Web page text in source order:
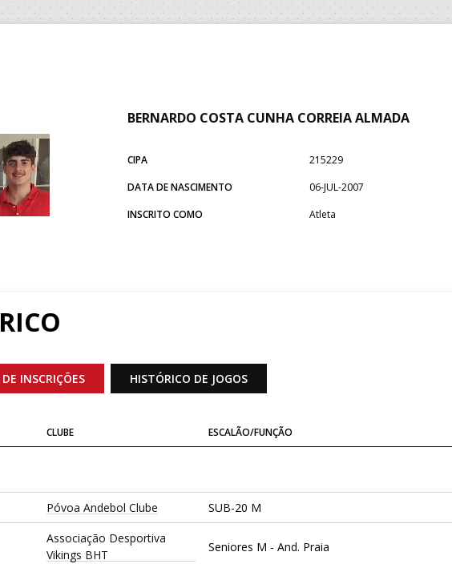
BERNARDO COSTA CUNHA CORREIA ALMADA
CIPA
215229
DATA DE NASCIMENTO
06-JUL-2007
INSCRITO COMO
Atleta
INSCRIÇÕES HISTÓRICO DE JOGOS
CLUBE ESCALÃO/FUNÇÃO
Póvoa Andebol Clube SUB-20 M
Associação Desportiva
Vikings BHT
Seniores M - And. Praia